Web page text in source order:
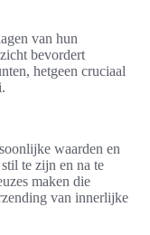
van hun
bevordert
hetgeen cruciaal
waarden en
te zijn en na te
maken die
van innerlijke